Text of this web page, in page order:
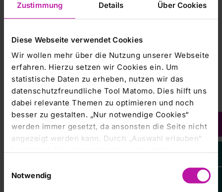
Zustimmung Details Über Cookies
Diese Webseite verwendet Cookies
Wir wollen mehr über die Nutzung unserer Webseite
erfahren. Hierzu setzen wir Cookies ein. Um
statistische Daten zu erheben, nutzen wir das
datenschutzfreundliche Tool Matomo. Dies hilft uns
dabei relevante Themen zu optimieren und noch
besser zu gestalten. „Nur notwendige Cookies“
werden immer gesetzt, da ansonsten die Seite nicht
angezeigt werden kann. Durch „Auswahl erlauben“
erlauben Sie alle eingesetzten Cookies. Sie können
Ihre
Notwendig
Verschiedene Lerntheorien erkunden
Eine Kompetenzerhebung in einer natürlichen Situation
Erlernen der Lernbegleitung als interaktive Therapie:
Körper – Welt/Körper – Objekt
Erlernen der verschiedenen Settings: pflegerisch –
intensiv – problemlösend
Neurodynamische Zusammenhänge verstehen und
einbauen
Wahrnehmung und Bewegung – untrennbar
Wahrnehmung und Sprache, die kausalen
Zusammenhänge entdecken
Patientenbehandlung mind. 4 Std. inkl. Clinical
Reasoning
Teilnehmerzahl